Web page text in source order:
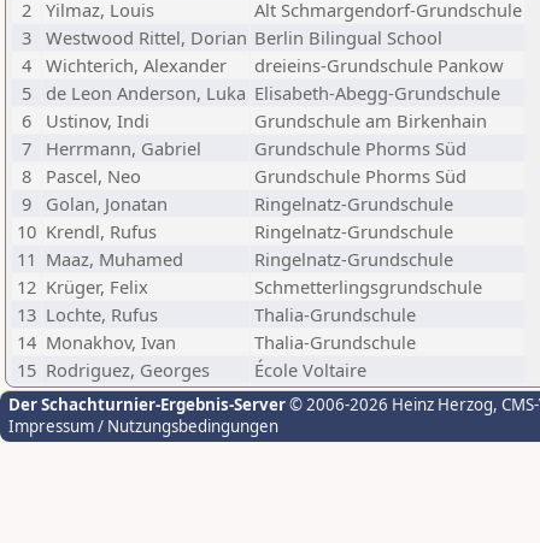
2 Yilmaz, Louis
Alt Schmargendorf-Grundschule
3 Westwood Rittel, Dorian Berlin Bilingual School
4 Wichterich, Alexander
dreieins-Grundschule Pankow
5
de Leon Anderson, Luka Elisabeth-Abegg-Grundschule
6
Ustinov, Indi
Grundschule am Birkenhain
7
Herrmann, Gabriel
Grundschule Phorms Süd
8
Pascel, Neo
Grundschule Phorms Süd
9
Golan, Jonatan
Ringelnatz-Grundschule
10 Krendl, Rufus
Ringelnatz-Grundschule
11 Maaz, Muhamed
Ringelnatz-Grundschule
12 Krüger, Felix
Schmetterlingsgrundschule
13 Lochte, Rufus
Thalia-Grundschule
14 Monakhov, Ivan
Thalia-Grundschule
15 Rodriguez, Georges École Voltaire
Der Schachturnier-Ergebnis-Server© 2006-2026 Heinz Herzog,
Impressum / Nutzungsbedingungen